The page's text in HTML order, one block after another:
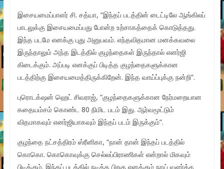
இசையமைப்பாளர் சி. சத்யா, “இந்தப் படத்தின் டைட்டிலே ஆங்கிலப்
பாடலுக்கு இசையமைப்பது போன்ற உற்சாகத்தைக் கொடுத்தது.
இந்த படமே எனக்கு புது அனுபவம். எந்தவிதமான மனக்கவலை
இருந்தாலும் அந்த இடத்தில் குழந்தைகள் இருந்தால் எனர்ஜி
கிடைக்கும். அப்படி எனக்குப் பிடித்த குழந்தைகளுக்கான
படத்திற்கு இசையமைத்திருக்கிறேன். இந்த வாய்ப்புக்கு நன்றி”.
புரொடக்‌ஷன் ஹெட் சிவராஜ், “குழந்தைகளுக்கான நேர்மறையான
கதையம்சம் கொண்ட 80 நிமிட படம் இது. ஆர்வமூட்டும்
விதமாகவும் எனர்ஜியாகவும் இந்தப் படம் இருக்கும்”.
குழந்தை நட்சத்திரம் ஸ்ரீனிகா, “நான் தான் இந்தப் படத்தில்
கொகொ. கொகொவுக்கு செல்லப்பிராணிகள் என்றால் மிகவும்
பிடிக்கும். இந்தப் படத்தில் நடித்த பிறகு எனக்கும் நாய் வளர்க்க